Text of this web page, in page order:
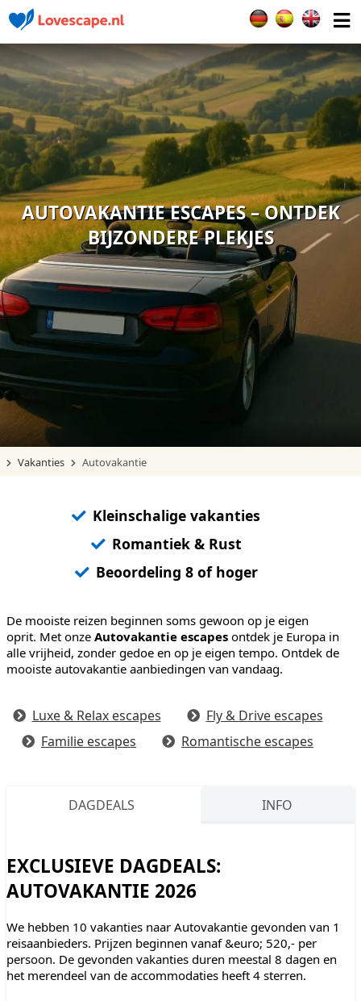
Selecteer de taal
AUTOVAKANTIE ESCAPES – ONTDEK
BIJZONDERE PLEKJES
Vakanties Autovakantie
Kleinschalige vakanties
Romantiek & Rust
Beoordeling 8 of hoger
De mooiste reizen beginnen soms gewoon op je eigen
oprit. Met onze Autovakantie escapes ontdek je Europa in
alle vrijheid, zonder gedoe en op je eigen tempo. Ontdek de
mooiste autovakantie aanbiedingen van vandaag.
Luxe & Relax escapes
Fly & Drive escapes
Familie escapes
Romantische escapes
DAGDEALS INFO
EXCLUSIEVE DAGDEALS:
AUTOVAKANTIE 2026
We hebben 10 vakanties naar Autovakantie gevonden van 1
reisaanbieders. Prijzen beginnen vanaf &euro; 520,- per
persoon. De gevonden vakanties duren meestal 8 dagen en
het merendeel van de accommodaties heeft 4 sterren.